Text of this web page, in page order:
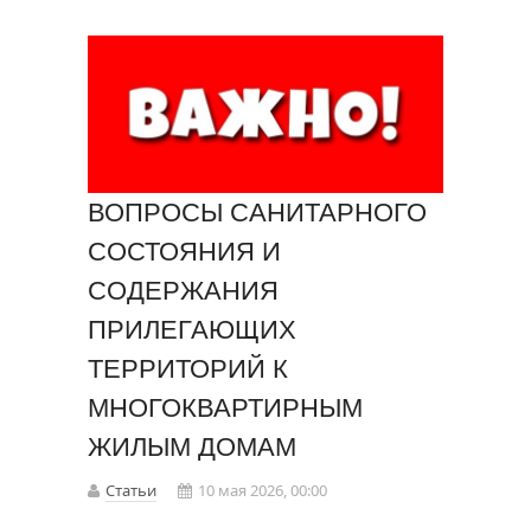
ВОПРОСЫ САНИТАРНОГО
СОСТОЯНИЯ И
СОДЕРЖАНИЯ
ПРИЛЕГАЮЩИХ
ТЕРРИТОРИЙ К
МНОГОКВАРТИРНЫМ
ЖИЛЫМ ДОМАМ
Статьи
10 мая 2026, 00:00